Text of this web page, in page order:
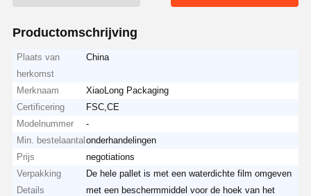
Productomschrijving
Plaats van
herkomst
China
Merknaam
XiaoLong Packaging
Certificering
FSC,CE
Modelnummer
-
Min. bestelaantal onderhandelingen
Prijs
negotiations
Verpakking
Details
De hele pallet is met een waterdichte film omgeven
met een beschermmiddel voor de hoek van het